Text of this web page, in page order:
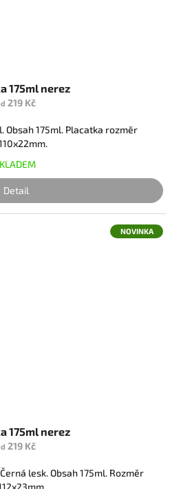
175ml nerez
219 Kč
Obsah 175ml. Placatka rozměr
Detail
NOVINKA
175ml nerez
219 Kč
lesk. Obsah 175ml. Rozměr